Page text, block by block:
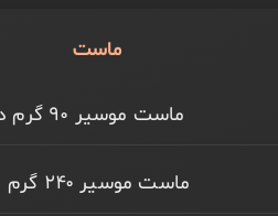
ماست
ماست موسیر ۹۰ گرم دیار
ماست موسیر ۲۴۰ گرم دیار